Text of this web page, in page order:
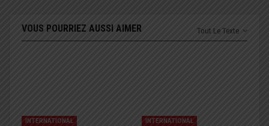
Tout Le Texte
VOUS POURRIEZ AUSSI AIMER
INTERNATIONAL INTERNATIONAL